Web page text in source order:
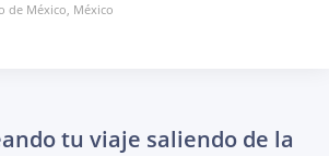
de México, México
tu viaje saliendo de la